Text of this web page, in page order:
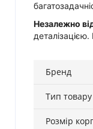
Незалежно
Бренд
Тип товару
Розмір